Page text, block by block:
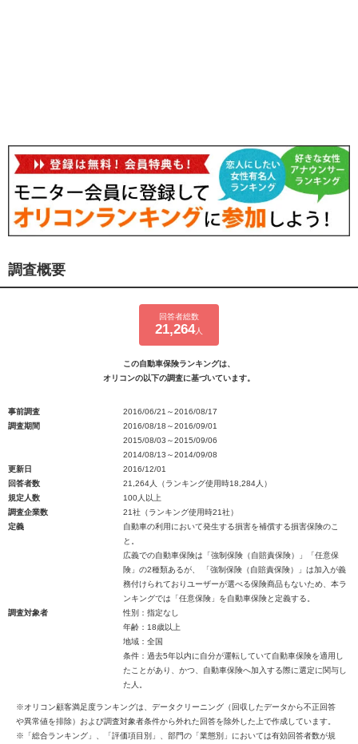
調査概要
回答者総数
21,264人
この自動車保険ランキングは、
オリコンの以下の調査に基づいています。
事前調査
2016/06/21～2016/08/17
調査期間
2016/08/18～2016/09/01
2015/08/03～2015/09/06
2014/08/13～2014/09/08
更新日
2016/12/01
回答者数
21,264人（ランキング使用時18,284人）
規定人数
100人以上
調査企業数
21社（ランキング使用時21社）
定義
自動車の利用において発生する損害を補償する損害保険のこ
と。
広義での自動車保険は「強制保険（自賠責保険）」「任意保
険」の2種類あるが、 「強制保険（自賠責保険）」は加入が義
務付けられておりユーザーが選べる保険商品もないため、本ラ
ンキングでは「任意保険」を自動車保険と定義する。
調査対象者
性別：指定なし
年齢：18歳以上
地域：全国
条件：過去5年以内に自分が運転していて自動車保険を適用し
たことがあり、かつ、自動車保険へ加入する際に選定に関与し
た人。
※オリコン顧客満足度ランキングは、データクリーニング（回収したデータから不正回答
や異常値を排除）および調査対象者条件から外れた回答を除外した上で作成しています。
※「総合ランキング」、「評価項目別」、部門の「業態別」においては有効回答者数が規